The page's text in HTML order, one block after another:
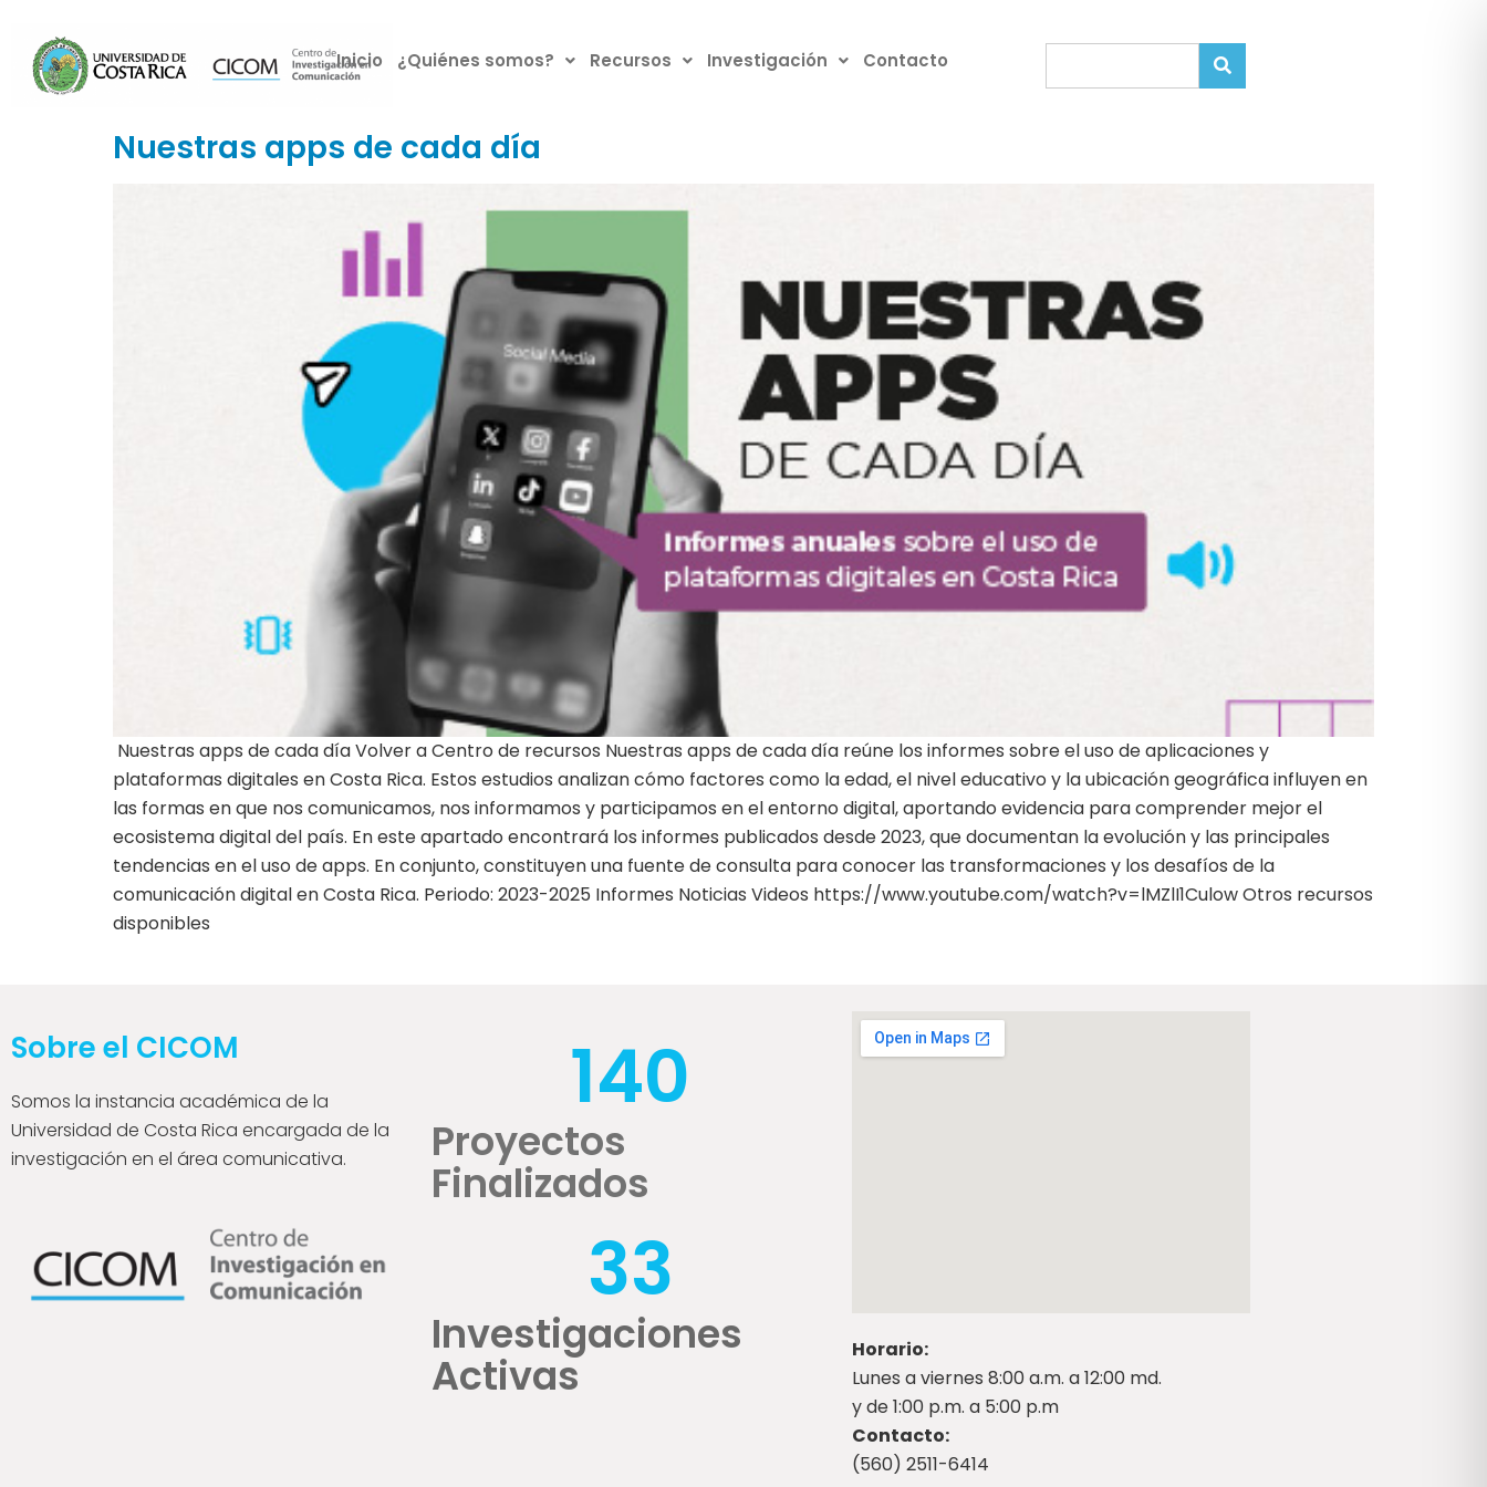
Inicio ¿Quiénes somos? Recursos Investigación Contacto
Nuestras apps de cada día
Nuestras apps de cada día Volver a Centro de recursos Nuestras apps de cada día reúne los informes sobre el uso de aplicaciones y
plataformas digitales en Costa Rica. Estos estudios analizan cómo factores como la edad, el nivel educativo y la ubicación geográfica influyen en
las formas en que nos comunicamos, nos informamos y participamos en el entorno digital, aportando evidencia para comprender mejor el
ecosistema digital del país. En este apartado encontrará los informes publicados desde 2023, que documentan la evolución y las principales
tendencias en el uso de apps. En conjunto, constituyen una fuente de consulta para conocer las transformaciones y los desafíos de la
comunicación digital en Costa Rica. Periodo: 2023-2025 Informes Noticias Videos https://www.youtube.com/watch?v=lMZlI1Culow Otros recursos
disponibles
Sobre el CICOM
Somos la instancia académica de la
Universidad de Costa Rica encargada de la
investigación en el área comunicativa.
Proyectos
Finalizados
140
Investigaciones
Activas
33
Horario:
Lunes a viernes 8:00 a.m. a 12:00 md.
y de 1:00 p.m. a 5:00 p.m
Contacto:
(560) 2511-6414